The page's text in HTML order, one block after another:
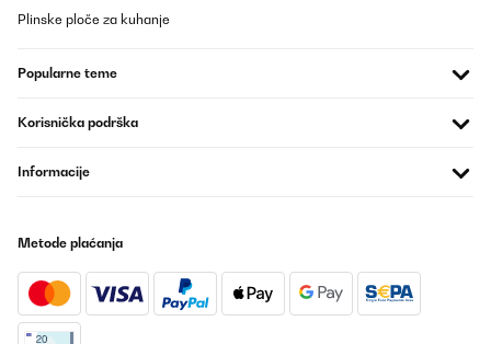
Prevedi
POTVRĐENI PREGLED
POTVRĐENI PREGLED
07/02/2025
Plinske ploče za kuhanje
Popularne teme
Korisnička podrška
Informacije
Metode plaćanja